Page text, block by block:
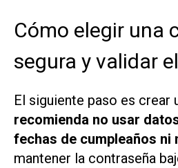
Cómo elegir una
segura y validar
El siguiente paso es crear
recomienda no usar
fechas de cumpleaños ni
mantener la contraseña